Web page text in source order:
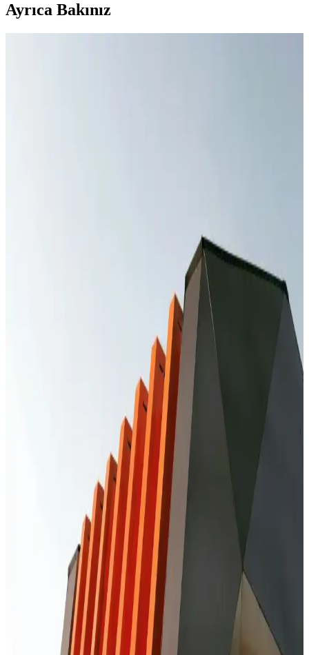
Ayrıca Bakınız
Redmi Note 8 Pro Kasa Değişim Fiyatları ve
Redmi Note 8 Pro kasa değişim maliyetleri genellikle 300-800 TL
arasında değişir. Orijinal parça kullanımı ve güvenilir servis tercih
edilmelidir. Fiyatlar bölge ve servis politikalarına göre farklılık
Redmi Note 10S Ekran Değişimi Fiyatları ve
Güvenilir Servis Seçenekleri
Redmi Note 10S ekran değişimi fiyatları, kullanılan parça ve servis
kalitesine göre değişir. Orijinal ekran tercih edilmelidir, güvenilir
servisler ve garanti önemli faktörlerdir.
Kırık Ekranlı Telefonlardan Veri Kurtarma
Yöntemleri ve Dikkat Edilmesi Gerekenler
Kırık ekranlı telefonlardan veri kurtarma, uzmanlık ve dikkat
gerektirir. Profesyonel servisler ve yazılım çözümleri ile verilerinizi
Redmi Telefonlarda Ekran Değişimi: Bilmeniz
Gerekenler ve Uzman Tavsiyeleri
Redmi telefonlarda ekran değişimi uzmanlık gerektirir. Orijinal
parçalar ve güvenilir servislerle cihazınızın performansını koruyun,
kalıcı hasar riskini azaltın.
Xiaomi Telefonlarda Çağrı Ekranı Değiştirme
Rehberi ve Adımlar